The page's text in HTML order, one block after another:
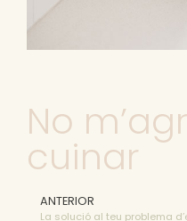
No
cuinar
ANTERIOR